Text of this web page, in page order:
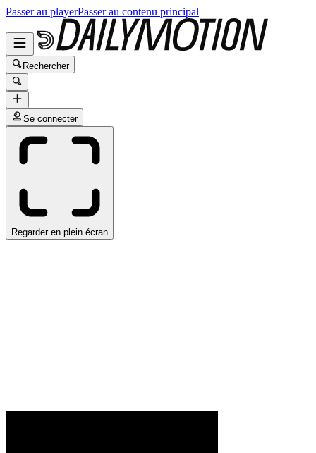
Passer au playerPasser au contenu principal
Rechercher
Se connecter
Regarder en plein écran